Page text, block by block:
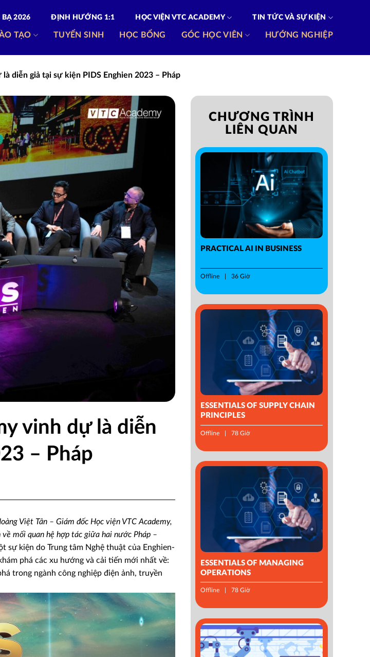
BẠ 2026 ĐỊNH HƯỚNG 1:1 HỌC VIỆN VTC ACADEMY TIN TỨC VÀ SỰ KIỆN
TẠO TUYỂN SINH HỌC BỔNG GÓC HỌC VIÊN HƯỚNG NGHIỆP
diễn giả tại sự kiện PIDS Enghien 2023 – Pháp
vinh dự là diễn
– Pháp
Việt Tân – Giám đốc Học viện VTC Academy,
mối quan hệ hợp tác giữa hai nước Pháp –
sự kiện do Trung tâm Nghệ thuật của Enghien-
phá các xu hướng và cải tiến mới nhất về:
trong ngành công nghiệp điện ảnh, truyền
CHƯƠNG TRÌNH
LIÊN QUAN
PRACTICAL AI IN BUSINESS
Offline 36 Giờ
ESSENTIALS OF SUPPLY CHAIN
PRINCIPLES
Offline 78 Giờ
ESSENTIALS OF MANAGING
OPERATIONS
Offline 78 Giờ